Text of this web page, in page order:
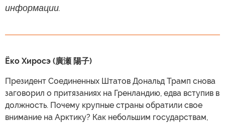
информации.
Ёко Хиросэ (廣瀬 陽子)
Президент Соединенных Штатов Дональд Трамп снова
заговорил о притязаниях на Гренландию, едва вступив в
должность. Почему крупные страны обратили свое
внимание на Арктику? Как небольшим государствам,